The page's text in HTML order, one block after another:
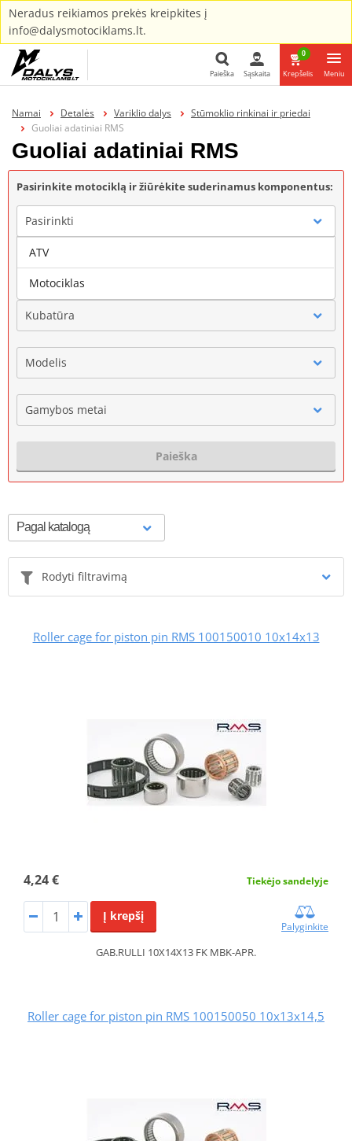
Neradus reikiamos prekės kreipkites į
info@dalysmotociklams.lt.
Paieška
Paieška Sąskaita
0
Krepšelis Meniu
Namai Detalės Variklio dalys
Stūmoklio rinkinai ir priedai
Guoliai adatiniai RMS
Guoliai adatiniai RMS
Pasirinkite motociklą ir žiūrėkite suderinamus komponentus:
Pasirinkti
Gamintojas
Kubatūra
Modelis
Gamybos metai
Paieška
Rodyti filtravimą
Roller cage for piston pin RMS 100150010 10x14x13
4,24 € Tiekėjo sandelyje
Į krepšį
Palyginkite
GAB.RULLI 10X14X13 FK MBK-APR.
Roller cage for piston pin RMS 100150050 10x13x14,5
ATV
Motociklas